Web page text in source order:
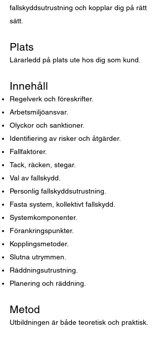
fallskyddsutrustning och kopplar dig på rätt
sätt.
Plats
Lärarledd på plats ute hos dig som kund.
Innehåll
Regelverk och föreskrifter.
Arbetsmiljöansvar.
Olyckor och sanktioner.
Identifiering av risker och åtgärder.
Fallfaktorer.
Tack, räcken, stegar.
Val av fallskydd.
Personlig fallskyddsutrustning.
Fasta system, kollektivt fallskydd.
Systemkomponenter.
Förankringspunkter.
Kopplingsmetoder.
Slutna utrymmen.
Räddningsutrustning.
Planering och räddning.
Metod
Utbildningen är både teoretisk och praktisk.